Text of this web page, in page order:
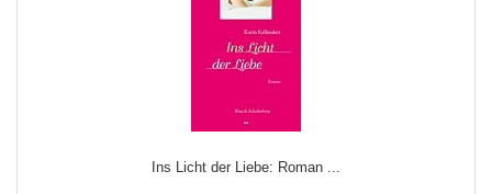
Ins Licht der Liebe: Roman ...